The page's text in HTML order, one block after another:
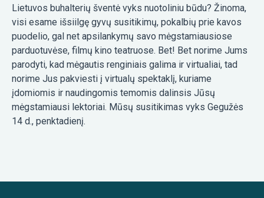
Lietuvos buhalterių šventė vyks nuotoliniu būdu? Žinoma,
visi esame išsiilgę gyvų susitikimų, pokalbių prie kavos
puodelio, gal net apsilankymų savo mėgstamiausiose
parduotuvėse, filmų kino teatruose. Bet! Bet norime Jums
parodyti, kad mėgautis renginiais galima ir virtualiai, tad
norime Jus pakviesti į virtualų spektaklį, kuriame
įdomiomis ir naudingomis temomis dalinsis Jūsų
mėgstamiausi lektoriai. Mūsų susitikimas vyks Gegužės
14 d., penktadienį.